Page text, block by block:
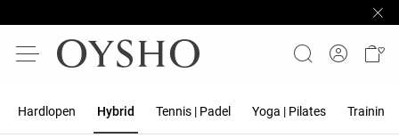
Hardlopen Hybrid Tennis | Padel Yoga | Pilates Training